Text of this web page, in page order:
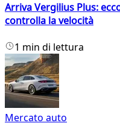
Arriva Vergilius Plus:
controlla la velocità
1 min di lettura
Mercato auto